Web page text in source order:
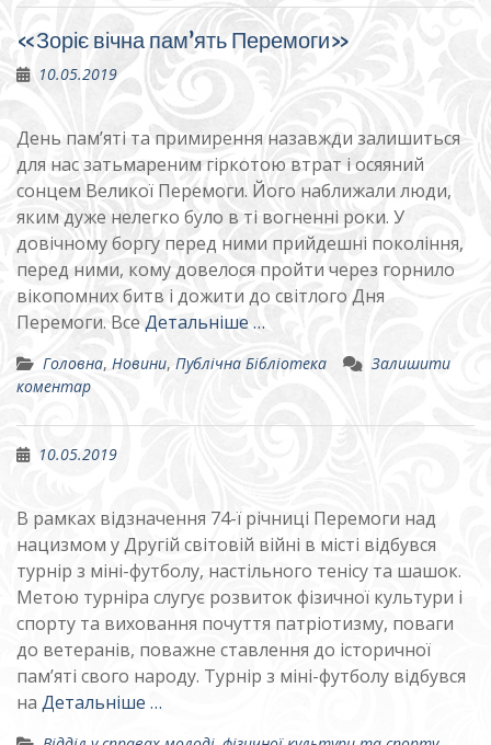
«Зоріє вічна пам’ять Перемоги»
10.05.2019
День пам’яті та примирення назавжди залишиться
для нас затьмареним гіркотою втрат і осяяний
сонцем Великої Перемоги. Його наближали люди,
яким дуже нелегко було в ті вогненні роки. У
довічному боргу перед ними прийдешні покоління,
перед ними, кому довелося пройти через горнило
вікопомних битв і дожити до світлого Дня
Перемоги. ВсеДетальніше …
Головна, Новини, Публічна Бібліотека
Залишити
коментар
10.05.2019
В рамках відзначення 74-ї річниці Перемоги над
нацизмом у Другій світовій війні в місті відбувся
турнір з міні-футболу, настільного тенісу та шашок.
Метою турніра слугує розвиток фізичної культури і
спорту та виховання почуття патріотизму, поваги
до ветеранів, поважне ставлення до історичної
пам’яті свого народу. Турнір з міні-футболу відбувся
на Детальніше …